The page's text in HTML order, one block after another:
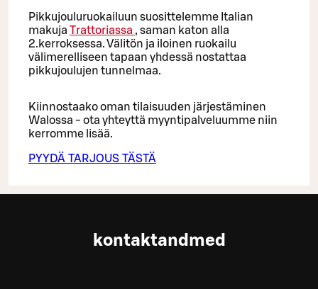
Pikkujouluruokailuun suosittelemme Italian
makuja Trattoriassa , saman katon alla
2.kerroksessa. Välitön ja iloinen ruokailu
välimerelliseen tapaan yhdessä nostattaa
pikkujoulujen tunnelmaa.
Kiinnostaako oman tilaisuuden järjestäminen
Walossa - ota yhteyttä myyntipalveluumme niin
kerromme lisää.
PYYDÄ TARJOUS TÄSTÄ
kontaktandmed